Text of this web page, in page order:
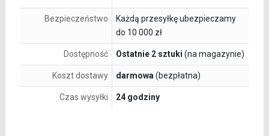
Bezpieczeństwo
Każdą przesyłkę ubezpieczamy
do 10 000 zł
Dostępność Ostatnie 2 sztuki (na magazynie)
Koszt dostawy darmowa (bezpłatna)
Czas wysyłki 24 godziny